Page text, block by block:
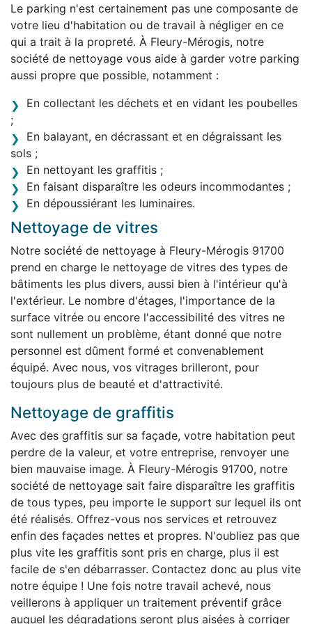
Le parking n'est certainement pas une composante de
votre lieu d'habitation ou de travail à négliger en ce
qui a trait à la propreté. À Fleury-Mérogis, notre
société de nettoyage vous aide à garder votre parking
aussi propre que possible, notamment :
En collectant les déchets et en vidant les poubelles
;
En balayant, en décrassant et en dégraissant les
sols ;
En nettoyant les graffitis ;
En faisant disparaître les odeurs incommodantes ;
En dépoussiérant les luminaires.
Nettoyage de vitres
Notre société de nettoyage à Fleury-Mérogis 91700
prend en charge le nettoyage de vitres des types de
bâtiments les plus divers, aussi bien à l'intérieur qu'à
l'extérieur. Le nombre d'étages, l'importance de la
surface vitrée ou encore l'accessibilité des vitres ne
sont nullement un problème, étant donné que notre
personnel est dûment formé et convenablement
équipé. Avec nous, vos vitrages brilleront, pour
toujours plus de beauté et d'attractivité.
Nettoyage de graffitis
Avec des graffitis sur sa façade, votre habitation peut
perdre de la valeur, et votre entreprise, renvoyer une
bien mauvaise image. À Fleury-Mérogis 91700, notre
société de nettoyage sait faire disparaître les graffitis
de tous types, peu importe le support sur lequel ils ont
été réalisés. Offrez-vous nos services et retrouvez
enfin des façades nettes et propres. N'oubliez pas que
plus vite les graffitis sont pris en charge, plus il est
facile de s'en débarrasser. Contactez donc au plus vite
notre équipe ! Une fois notre travail achevé, nous
veillerons à appliquer un traitement préventif grâce
auquel les dégradations seront plus aisées à corriger